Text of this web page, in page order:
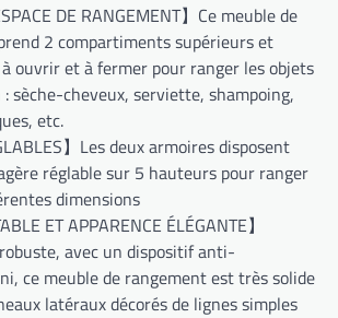
DE RANGEMENT】Ce meuble de
2 compartiments supérieurs et
ouvrir et à fermer pour ranger les objets
sèche-cheveux, serviette, shampoing,
etc.
】Les deux armoires disposent
réglable sur 5 hauteurs pour ranger
dimensions
ET APPARENCE ÉLÉGANTE】
avec un dispositif anti-
ce meuble de rangement est très solide
latéraux décorés de lignes simples